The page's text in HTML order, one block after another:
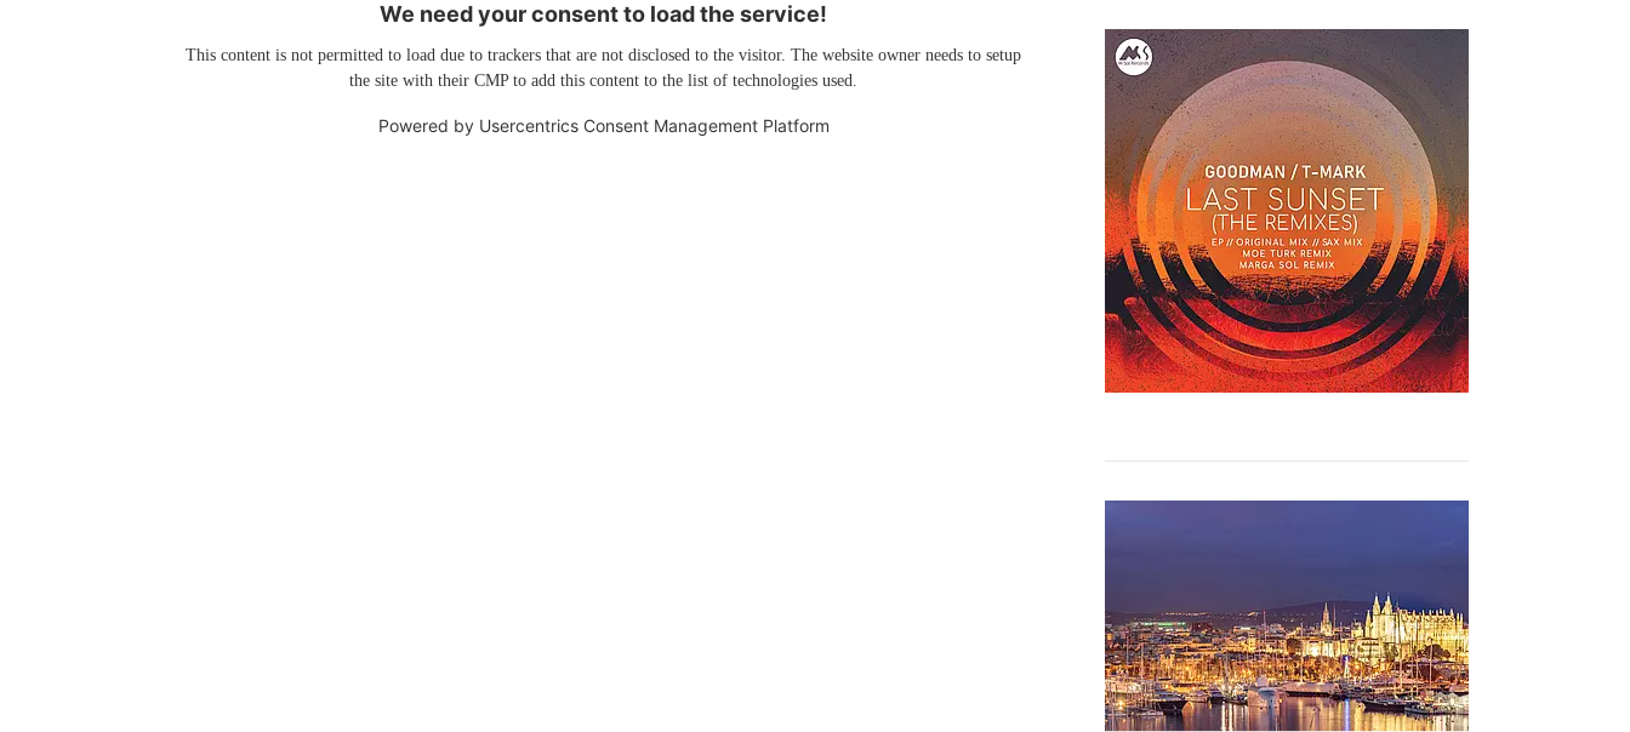
We need your consent to load the service!
This content is not permitted to load due to trackers that are not disclosed to the visitor. The website owner needs to setup
the site with their CMP to add this content to the list of technologies used.
Powered by Usercentrics Consent Management Platform